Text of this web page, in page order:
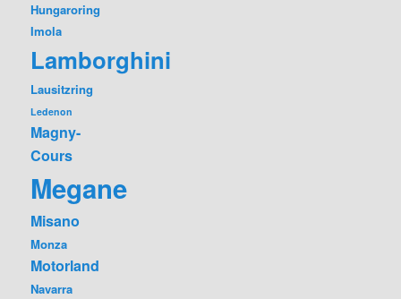
Hungaroring
Imola
Lamborghini
Lausitzring
Ledenon
Magny-
Cours
Megane
Misano
Monza
Motorland
Navarra